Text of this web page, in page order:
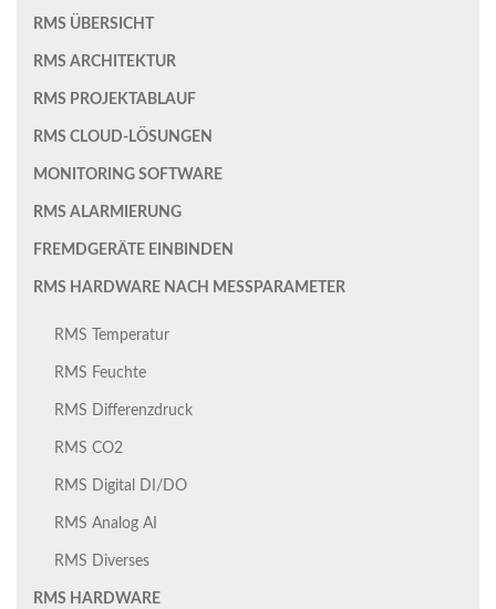
RMS ÜBERSICHT
RMS ARCHITEKTUR
RMS PROJEKTABLAUF
RMS CLOUD-LÖSUNGEN
MONITORING SOFTWARE
RMS ALARMIERUNG
FREMDGERÄTE EINBINDEN
RMS HARDWARE NACH MESSPARAMETER
RMS Temperatur
RMS Feuchte
RMS Differenzdruck
RMS CO2
RMS Digital DI/DO
RMS Analog AI
RMS Diverses
RMS HARDWARE